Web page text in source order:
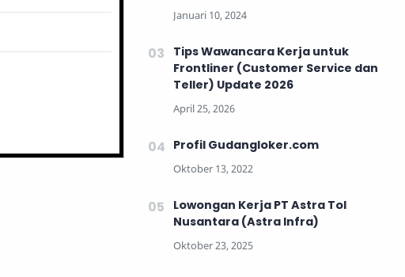
Tips Wawancara Kerja untuk
Frontliner (Customer Service dan
Teller) Update 2026
Profil Gudangloker.com
Lowongan Kerja PT Astra Tol
Nusantara (Astra Infra)